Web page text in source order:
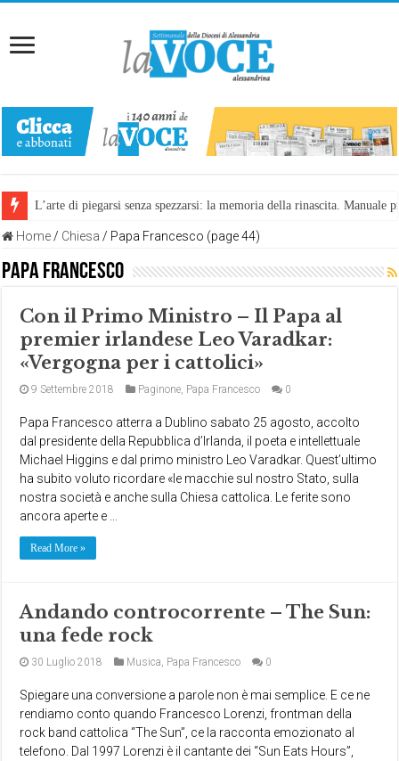
L’arte di piegarsi senza spezzarsi: la memoria della rinascita.
Riccetto e Martina, una storia che avvicina
Home / Chiesa / Papa Francesco (page 44)
Papa Francesco
Con il Primo Ministro – Il Papa al
premier irlandese Leo Varadkar:
«Vergogna per i cattolici»
9 Settembre 2018 Paginone, Papa Francesco 0
Papa Francesco atterra a Dublino sabato 25 agosto, accolto
dal presidente della Repubblica d’Irlanda, il poeta e intellettuale
Michael Higgins e dal primo ministro Leo Varadkar. Quest’ultimo
ha subito voluto ricordare «le macchie sul nostro Stato, sulla
nostra società e anche sulla Chiesa cattolica. Le ferite sono
ancora aperte e …
Read More »
Andando controcorrente – The Sun:
una fede rock
30 Luglio 2018 Musica, Papa Francesco 0
Spiegare una conversione a parole non è mai semplice. E ce ne
rendiamo conto quando Francesco Lorenzi, frontman della
rock band cattolica “The Sun”, ce la racconta emozionato al
telefono. Dal 1997 Lorenzi è il cantante dei “Sun Eats Hours”,